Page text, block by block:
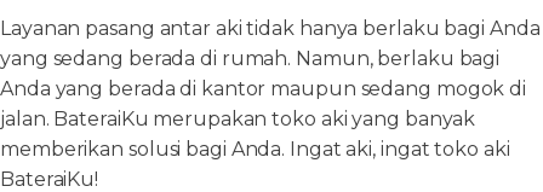
Layanan pasang antar aki tidak hanya berlaku bagi Anda
yang sedang berada di rumah. Namun, berlaku bagi
Anda yang berada di kantor maupun sedang mogok di
jalan. BateraiKu merupakan toko aki yang banyak
memberikan solusi bagi Anda. Ingat aki, ingat toko aki
BateraiKu!